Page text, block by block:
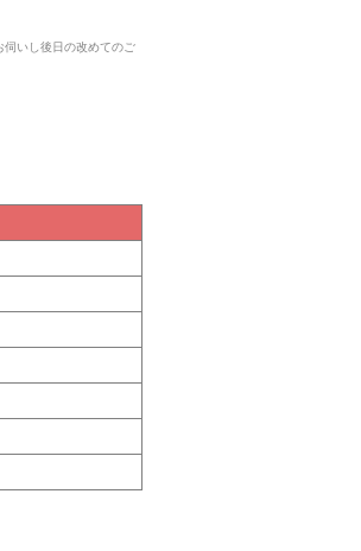
いし後日の改めてのご